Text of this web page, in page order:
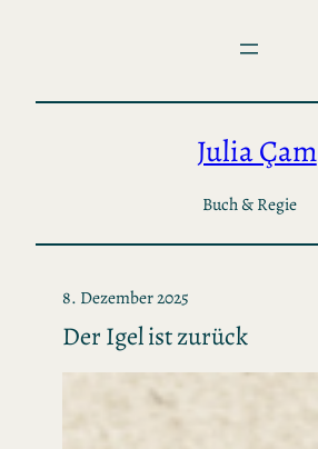
Julia Çam
Buch & Regie
8. Dezember 2025
Der Igel ist zurück